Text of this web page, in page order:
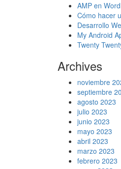
AMP en
Cómo hacer
Desarrollo
My Android
Twenty
Archives
noviembre
septiembre
agosto 2023
julio 2023
junio 2023
mayo 2023
abril 2023
marzo 2023
febrero 2023